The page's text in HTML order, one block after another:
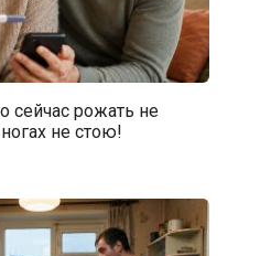
сейчас рожать не
не стою!